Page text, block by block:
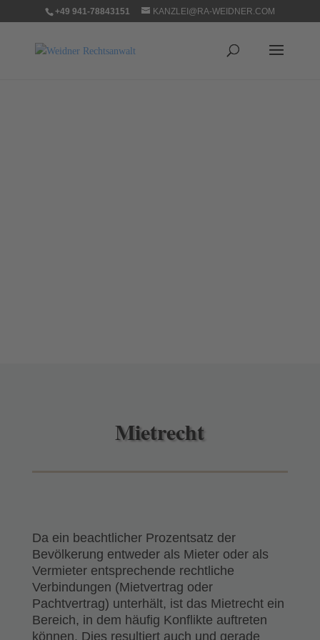
+49 941-78843151 KANZLEI@RA-WEIDNER.COM
Mietrecht
Da ein beachtlicher Prozentsatz der
Bevölkerung entweder als Mieter oder als
Vermieter entsprechende rechtliche
Verbindungen (Mietvertrag oder
Pachtvertrag) unterhält, ist das Mietrecht ein
Bereich, in dem häufig Konflikte auftreten
können. Dies resultiert auch und gerade